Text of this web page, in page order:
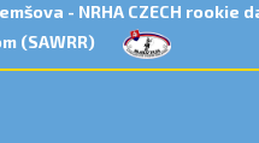
- NRHA CZECH rookie
(SAWRR)